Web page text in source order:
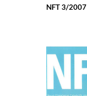
NFT 3/2007